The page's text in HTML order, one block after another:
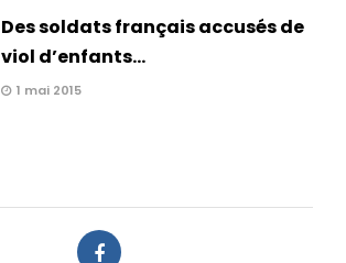
Des soldats français accusés de
viol d’enfants...
1 mai 2015